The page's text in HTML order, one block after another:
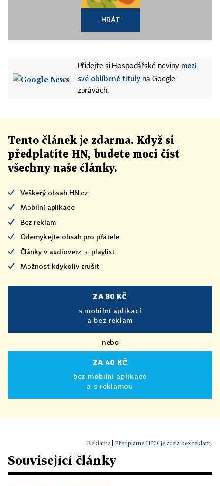
HRÁT
Přidejte si Hospodářské noviny mezi
své oblíbené tituly na Google
zprávách.
Tento článek je zdarma. Když si
předplatíte HN, budete moci číst
všechny naše články.
Veškerý obsah HN.cz
Mobilní aplikace
Bez reklam
Odemykejte obsah pro přátele
Články v audioverzi + playlist
Možnost kdykoliv zrušit
ZA 80 KČ
s mobilní aplikací
a bez reklam
nebo
ZA 40 KČ
bez mobilní aplikace
a s reklamou
Předplatné HN+ je zcela bez reklam.
Související články